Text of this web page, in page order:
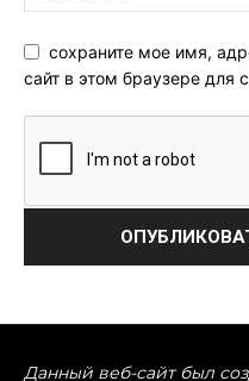
сохраните мое имя,
сайт в этом браузере для
Данный веб-сайт был